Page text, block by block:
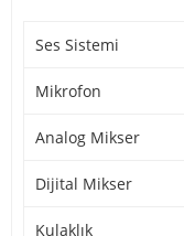
Ses Sistemi
Mikrofon
Analog Mikser
Dijital Mikser
Kulaklık